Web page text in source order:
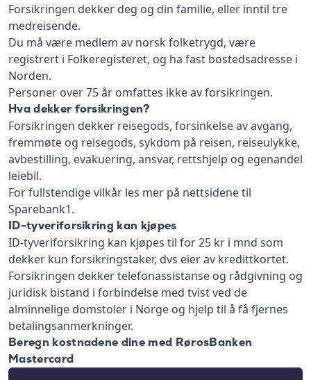
Forsikringen dekker deg og din familie, eller inntil tre
medreisende.
Du må være medlem av norsk folketrygd, være
registrert i Folkeregisteret, og ha fast bostedsadresse i
Norden.
Personer over 75 år omfattes ikke av forsikringen.
Hva dekker forsikringen?
Forsikringen dekker reisegods, forsinkelse av avgang,
fremmøte og reisegods, sykdom på reisen, reiseulykke,
avbestilling, evakuering, ansvar, rettshjelp og egenandel
leiebil.
For fullstendige vilkår les mer på nettsidene til
Sparebank1.
ID-tyveriforsikring kan kjøpes
ID-tyveriforsikring kan kjøpes til for 25 kr i mnd som
dekker kun forsikringstaker, dvs eier av kredittkortet.
Forsikringen dekker telefonassistanse og rådgivning og
juridisk bistand i forbindelse med tvist ved de
alminnelige domstoler i Norge og hjelp til å få fjernes
betalingsanmerkninger.
Beregn kostnadene dine med RørosBanken
Mastercard